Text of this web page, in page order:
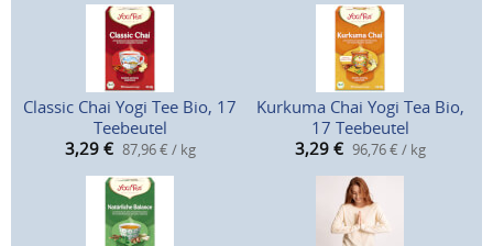
Classic Chai Yogi Tee Bio, 17
Teebeutel
3,29 € 87,96 € / kg
Kurkuma Chai Yogi Tea Bio,
17 Teebeutel
3,29 € 96,76 € / kg